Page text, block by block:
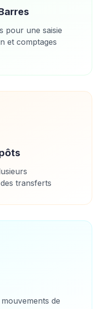
pour une saisie
et comptages
transferts
de